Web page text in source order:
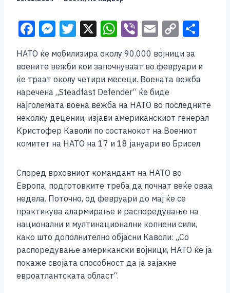
F
a
c
e
b
o
o
k
M
e
ss
e
n
g
er
T
tt
er
X W
h
at
s
A
p
p
Vi
b
er
E
m
ai
l
C
p
y
n
k
ar
e
НАТО ќе мобилизира околу 90.000 војници за
воените вежби кои започнуваат во февруари и
ќе траат околу четири месеци. Воената вежба
наречена „Steadfast Defender“ ќе биде
најголемата воена вежба на НАТО во последните
неколку децении, изјави американскиот генерал
Кристофер Каволи по состанокот на Воениот
комитет на НАТО на 17 и 18 јануари во Брисел.
Според врховниот командант на НАТО во
Европа, подготовките треба да почнат веќе оваа
недела. Поточно, од февруари до мај ќе се
практикува алармирање и распоредување на
национални и мултинационални копнени сили,
како што дополнително објасни Каволи: „Со
распоредување американски војници, НАТО ќе ја
покаже својата способност да ја зајакне
евроатлантската област“.